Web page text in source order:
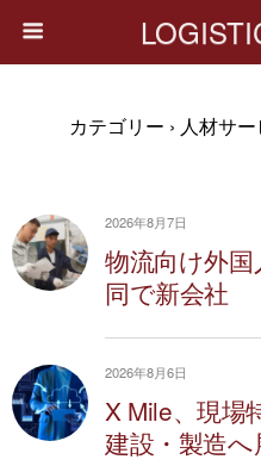
カテゴリー › 人材サ
2026年8月7日
物流向け外
同で新会社
2026年8月6日
X Mile、現場
建設・製造へ